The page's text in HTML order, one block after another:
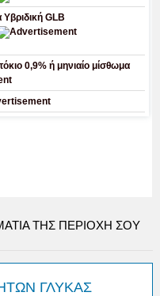
ΤΗΣ ΠΕΡΙΟΧΉ ΣΟΥ
ΓΛΥΚΑΣ